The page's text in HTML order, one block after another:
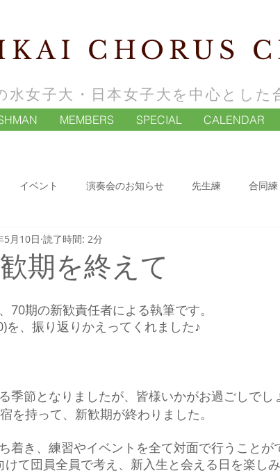
CHORUS
女子大・日本女子大を中心とした
MEMBERS SPECIAL CALENDAR
イベント 演奏会のお知らせ 先生練 合同練
期を終えて
5月10日 読了時間: 2分
70期の新歓責任者による執筆です。
、振り返りかえってくれました♪
季節となりましたが、皆様いかがお過ごしでし
を持って、新歓期が終わりました。
着き、練習やイベントを全て対面で行うことが
て団員全員で考え、新入生と会える日を楽し